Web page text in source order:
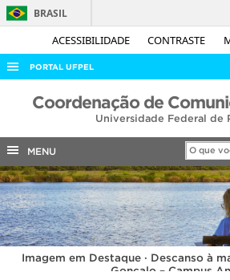
ACESSIBILIDADE CONTRASTE
BRASIL
PORTAL UFPEL
ACESSO À INFORMAÇÃO
COBALTO
CONCURSOS
EDITAIS
INTERNACIONAL
OUVIDORIA
Coordenação de
Universidade Federal de
MENU
Imagem em Destaque · Descanso à
Gonçalo – Campus